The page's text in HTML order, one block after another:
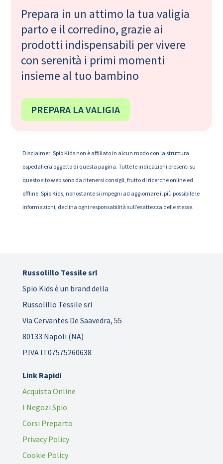
Prepara in un attimo la tua valigia
parto e il corredino, grazie ai
prodotti indispensabili per vivere
con serenità i primi momenti
insieme al tuo bambino
PREPARA LA VALIGIA
Disclaimer: Spio Kids non è affiliato in alcun modo con la struttura
ospedaliera oggetto di questa pagina. Tutte le indicazioni presenti su
questo sito web sono da ritenersi consigli, frutto di ricerche online ed
offline. Spio Kids, nonostante si impegni ad aggiornare il più possibile le
informazioni, declina ogni responsabilità sull’esattezza delle stesse.
Russolillo Tessile srl
Spio Kids è un brand della
Russolillo Tessile srl
Via Cervantes De Saavedra, 55
80133 Napoli (NA)
P.IVA IT07575260638
Link Rapidi
Acquista Online
I Negozi Spio
Corsi Preparto
Privacy Policy
Cookie Policy